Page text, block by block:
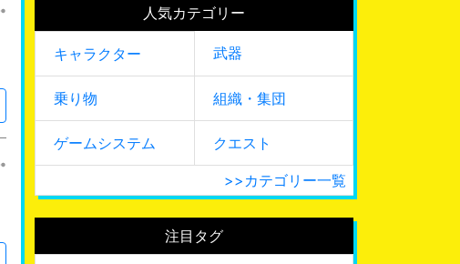
人気カテゴリー
キャラクター 武器
乗り物 組織・集団
ゲームシステム クエスト
>>カテゴリー一覧
注目タグ